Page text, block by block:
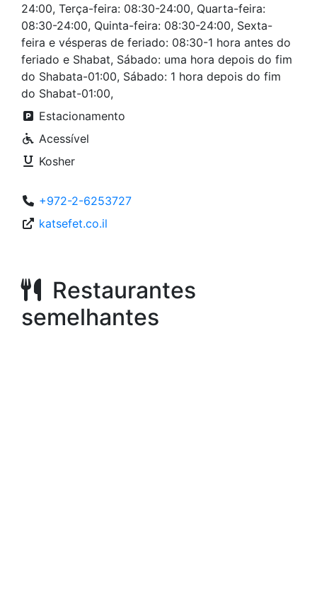
24:00, Terça-feira: 08:30-24:00, Quarta-feira:
08:30-24:00, Quinta-feira: 08:30-24:00, Sexta-
feira e vésperas de feriado: 08:30-1 hora antes do
feriado e Shabat, Sábado: uma hora depois do fim
do Shabata-01:00, Sábado: 1 hora depois do fim
do Shabat-01:00,
Estacionamento
Acessível
Kosher
+972-2-6253727
katsefet.co.il
Restaurantes
semelhantes